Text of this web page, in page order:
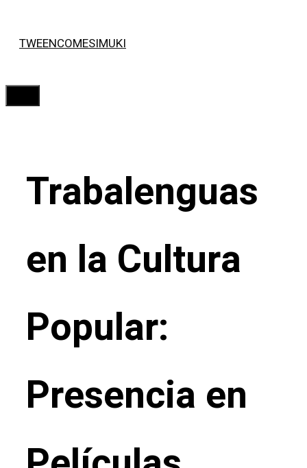
TWEENCOMESIMUKI
Trabalenguas
en la Cultura
Popular:
Presencia en